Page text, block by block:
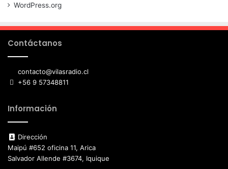
WordPress.org
Contáctanos
contacto@vilasradio.cl
+56 9 57348811
Información
Dirección
Maipú #652 oficina 11, Arica
Salvador Allende #3674, Iquique